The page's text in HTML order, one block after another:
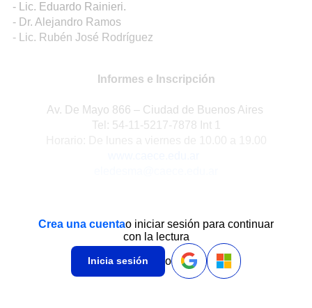
- Lic. Eduardo Rainieri.
- Dr. Alejandro Ramos
- Lic. Rubén José Rodríguez
Informes e Inscripción
Av. De Mayo 866 – Ciudad de Buenos Aires
Tel: 54-11-5217-7878 Int 1
Crea una cuentao iniciar sesión para continuar
con la lectura
Inicia sesión o